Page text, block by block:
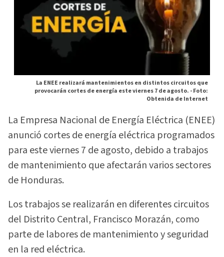
La ENEE realizará mantenimientos en distintos circuitos que
provocarán cortes de energía este viernes 7 de agosto. -Foto:
Obtenida de Internet
La Empresa Nacional de Energía Eléctrica (ENEE)
anunció cortes de energía eléctrica programados
para este viernes 7 de agosto, debido a trabajos
de mantenimiento que afectarán varios sectores
de Honduras.
Los trabajos se realizarán en diferentes circuitos
del Distrito Central, Francisco Morazán, como
parte de labores de mantenimiento y seguridad
en la red eléctrica.